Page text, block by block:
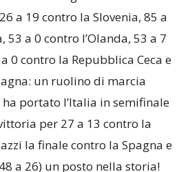
a 19 contro la Slovenia, 85 a
53 a 0 contro l’Olanda, 53 a 7
0 contro la Repubblica Ceca e
un ruolino di marcia
portato l’Italia in semifinale
per 27 a 13 contro la
la finale contro la Spagna e
a 26) un posto nella storia!